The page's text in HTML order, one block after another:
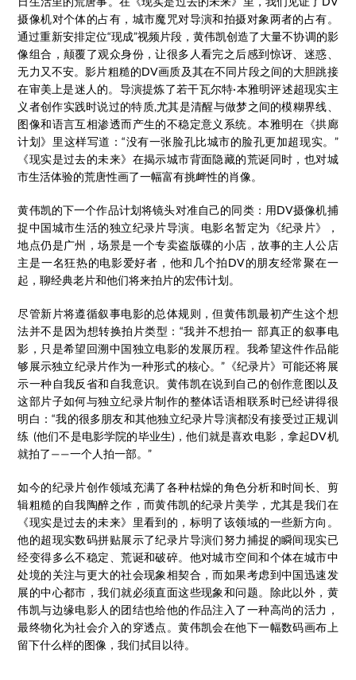
摄像机对个体的占有，城市魔咒对导演和拍摄对象两者的占有。
通过重新安排定位“现成”视频片段，黄伟凯创造了大量不协调的影
像组合，颠覆了观众身份，让很多人看完之后感到惊讶、迷惑、
无力又不安。影片粗糙的DV画质及其在不同片段之间的大胆跳接
在审美上是迷人的。导演提炼了若干瓦尔特·本雅明评述超现实主
义者创作实践时说过的特质,尤其是清醒与做梦之间的模糊界线、
图像和语言互相渗透而产生的不稳定意义系统。本雅明在《拱廊
计划》里这样写道：“没有一张脸孔比城市的脸孔更加超现实。”
《现实是过去的未来》在揭示城市背面隐藏的荒诞同时，也对城
市生活体验的荒唐性画了一幅富有挑衅性的肖像。
黄伟凯的下一个作品计划将镜头对准自己的同类：用DV摄像机捕
捉中国城市生活的独立纪录片导演。电影名暂定为《纪录片》，
地点仍是广州，场景是一个专卖盗版碟的小店，故事的主人公店
主是一名狂热的电影爱好者，他和几个拍DV的朋友经常聚在一
起，聊经典老片和他们将来拍片的宏伟计划。
尽管新片将遵循叙事电影的总体规则，但黄伟凯最初产生这个想
法并不是因为想转换拍片类型：“我并不想拍一 部真正的叙事电
影，只是希望回溯中国独立电影的发展历程。我希望这件作品能
够展示独立纪录片作为一种形式的核心。”《纪录片》可能还将展
示一种自我反省和自我意识。黄伟凯在说到自己的创作意图以及
这部片子如何与独立纪录片制作的整体话语相联系时已经讲得很
明白：“我的很多朋友和其他独立纪录片导演都没有接受过正规训
练 (他们不是电影学院的毕业生)，他们就是喜欢电影，拿起DV机
就拍了——一个人拍一部。”
如今的纪录片创作领域充满了各种枯燥的角色分析和时间长、剪
辑粗糙的自我陶醉之作，而黄伟凯的纪录片美学，尤其是我们在
《现实是过去的未来》里看到的，标明了该领域的一些新方向。
他的超现实数码拼贴展示了纪录片导演们努力捕捉的瞬间现实已
经变得多么不稳定、荒诞和破碎。他对城市空间和个体在城市中
处境的关注与更大的社会现象相契合，而如果考虑到中国迅速发
展的中心都市，我们就必须直面这些现象和问题。除此以外，黄
伟凯与边缘电影人的团结也给他的作品注入了一种高尚的活力，
最终物化为社会介入的穿透点。黄伟凯会在他下一幅数码画布上
留下什么样的图像，我们拭目以待。